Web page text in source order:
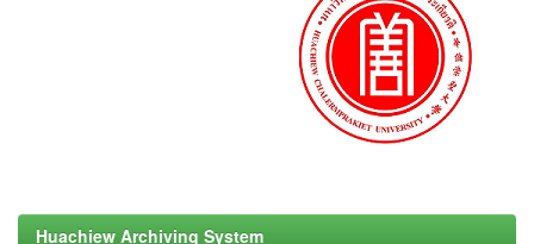
Huachiew Archiving System